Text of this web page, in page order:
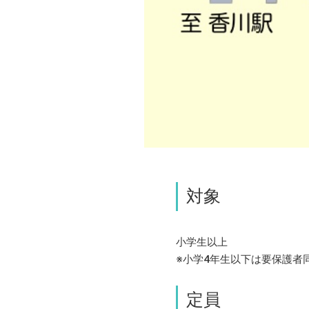
対象
小学生以上
※小学4年生以下は要保護者
定員